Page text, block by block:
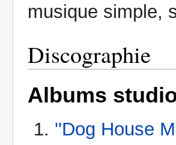
musique simple,
Discographie
Albums
''Dog House